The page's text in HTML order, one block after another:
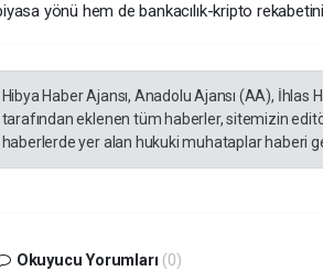
yönü hem de bankacılık-kripto
Hibya Haber Ajansı, Anadolu Ajansı (AA), İhlas
tarafından eklenen tüm haberler, sitemizin
haberlerde yer alan hukuki muhataplar haberi
Okuyucu Yorumları (0)